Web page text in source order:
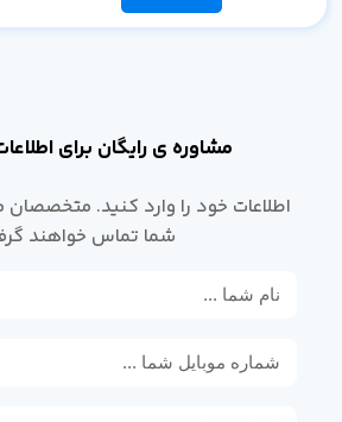
مشاوره ی رایگان برای
اطلاعات خود را وارد کنید. متخصصان
شما تماس خواهند